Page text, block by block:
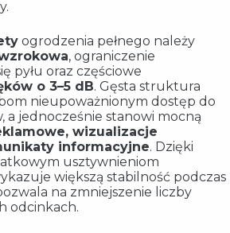
ogrodzenia pełnego należy
, ograniczenie
pyłu oraz częściowe
o 3–5 dB. Gęsta struktura
nieupoważnionym dostęp do
a jednocześnie stanowi mocną
wizualizacje
informacyjne. Dzięki
usztywnieniom
większą stabilność podczas
na zmniejszenie liczby
odcinkach.